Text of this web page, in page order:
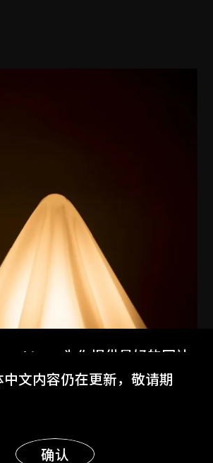
」为你提供最好的网站
明白
文内容仍在更新，敬请期
确认
显示更多